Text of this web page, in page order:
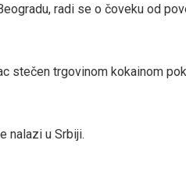
radi se o čoveku od
stečen trgovinom kokainom
nalazi u Srbiji.